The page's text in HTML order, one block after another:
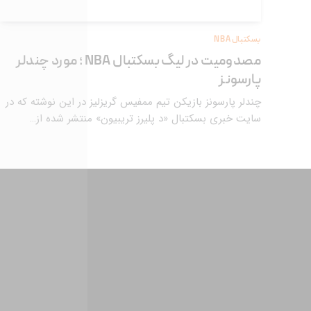
بسکتبال NBA
مصدومیت در لیگ بسکتبال NBA ؛ مورد چندلر
پارسونز
چندلر پارسونز بازیکن تیم ممفیس گریزلیز در این نوشته که در
سایت خبری بسکتبال «د پلیرز تریبیون» منتشر شده از…